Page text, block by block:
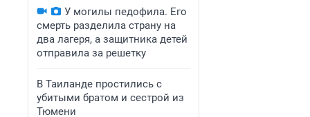
У могилы педофила. Его
смерть разделила страну на
два лагеря, а защитника детей
отправила за решетку
В Таиланде простились с
убитыми братом и сестрой из
Тюмени